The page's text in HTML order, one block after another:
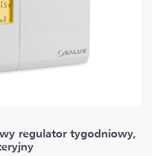
regulator tygodniowy,